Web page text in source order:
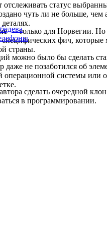
статус
чуть ли не больше, чем
— только для Норвегии.
фич, которые
страны.
можно было бы сделать
не позаботился об
операционной системы или
сделать очередной
в программировании.